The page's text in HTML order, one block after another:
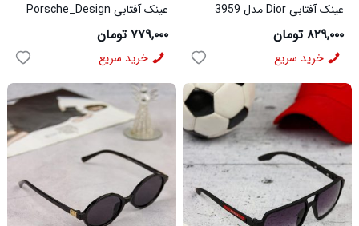
عینک آفتابی Porsche_Design
مدل 3960
۷۷۹,۰۰۰ تومان
خرید سریع
عینک آفتابی Dior مدل 3959
۸۲۹,۰۰۰ تومان
خرید سریع